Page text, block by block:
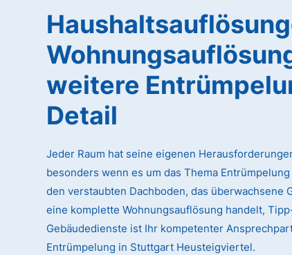
weitere
Detail
Jeder Raum hat seine eigenen
besonders wenn es um das Thema
den verstaubten Dachboden, das überwachsene
eine komplette Wohnungsauflösung handelt,
Gebäudedienste ist Ihr kompetenter
Entrümpelung in Stuttgart Heusteigviertel.